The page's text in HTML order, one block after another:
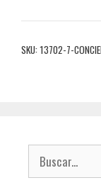
SKU:13702-7-